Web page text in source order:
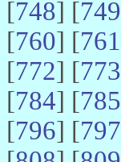
[748] [749
[760] [761
[772] [773
[784] [785
[796] [797